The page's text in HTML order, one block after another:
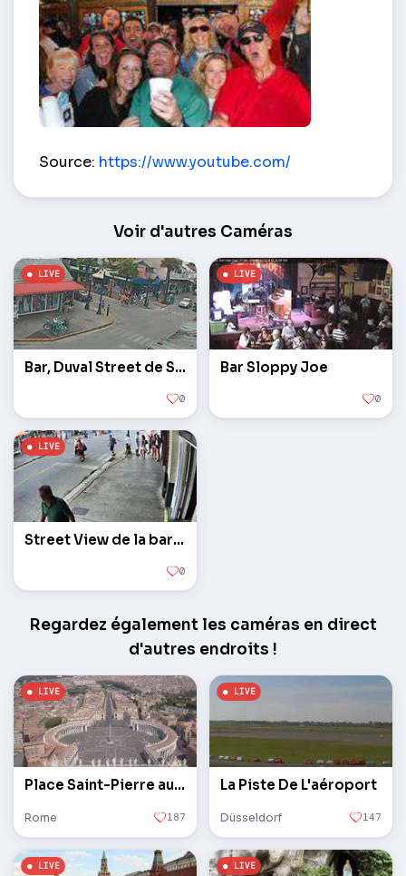
Source: https://www.youtube.com/
Voir d'autres Caméras
Bar, Duval Street de Sloppy Joe
0
Bar Sloppy Joe
0
Street View de la barre de Sloppy Joe
0
Regardez également les caméras en direct
d'autres endroits !
Place Saint-Pierre au Vatican
Rome 187
La Piste De L'aéroport
Düsseldorf 147